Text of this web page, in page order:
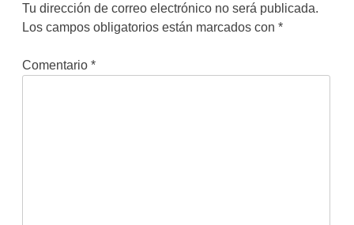
Tu dirección de correo electrónico no será publicada.
Los campos obligatorios están marcados con *
Comentario *